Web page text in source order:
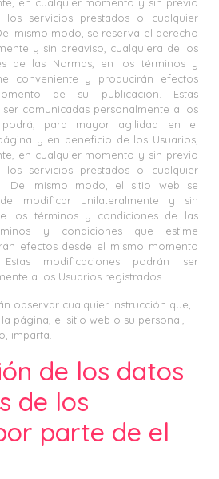
servicios prestados o cualquier
mismo modo, se reserva el derecho
y sin preaviso, cualquiera de los
de las Normas, en los términos y
conveniente y producirán efectos
de su publicación. Estas
comunicadas personalmente a los
podrá, para mayor agilidad en el
y en beneficio de los Usuarios,
en cualquier momento y sin previo
servicios prestados o cualquier
Del mismo modo, el sitio web se
modificar unilateralmente y sin
los términos y condiciones de las
y condiciones que estime
efectos desde el mismo momento
modificaciones podrán ser
a los Usuarios registrados.
observar cualquier instrucción que,
página, el sitio web o su personal,
imparta.
de los datos
de los
parte de el